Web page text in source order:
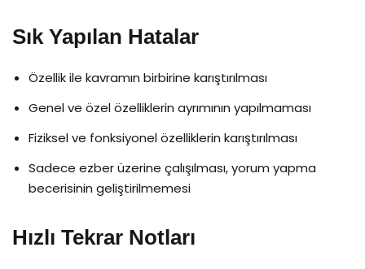
Sık Yapılan Hatalar
Özellik ile kavramın birbirine karıştırılması
Genel ve özel özelliklerin ayrımının yapılmaması
Fiziksel ve fonksiyonel özelliklerin karıştırılması
Sadece ezber üzerine çalışılması, yorum yapma
becerisinin geliştirilmemesi
Hızlı Tekrar Notları